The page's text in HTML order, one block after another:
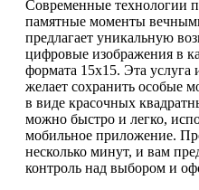
Современные технологии
памятные моменты
предлагает уникальную
цифровые изображения в
формата 15х15. Эта услуга
желает сохранить особые
в виде красочных
можно быстро и легко,
мобильное приложение.
несколько минут, и вам
контроль над выбором и